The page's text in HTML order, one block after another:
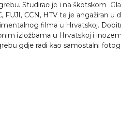
Studirao je i na škotskom
FUJI, CCN, HTV te je angažiran u
filma u Hrvatskoj.
izložbama u Hrvatskoj i
gdje radi kao samostalni